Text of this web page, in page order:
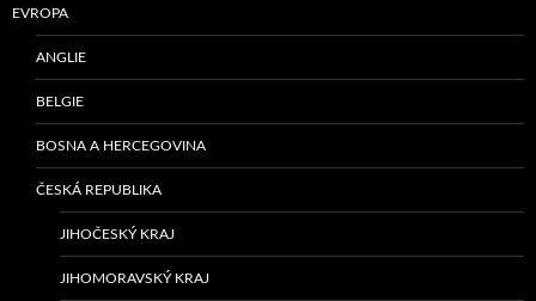
EVROPA
ANGLIE
BELGIE
BOSNA A HERCEGOVINA
ČESKÁ REPUBLIKA
JIHOČESKÝ KRAJ
JIHOMORAVSKÝ KRAJ